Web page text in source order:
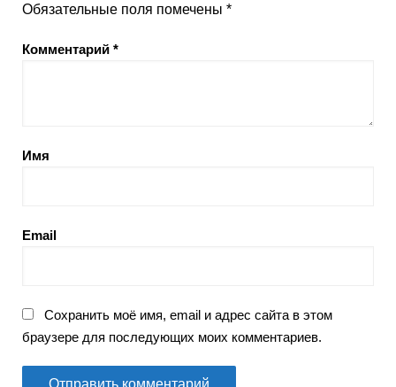
Обязательные поля помечены *
Комментарий *
Имя
Email
Сохранить моё имя, email и адрес сайта в этом
браузере для последующих моих комментариев.